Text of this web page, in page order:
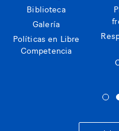
Biblioteca
Galería
Políticas en Libre
Competencia